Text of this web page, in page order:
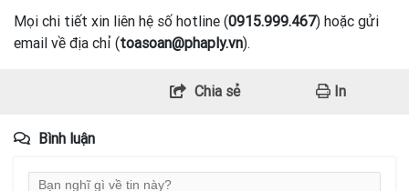
Mọi chi tiết xin liên hệ số hotline (0915.999.467) hoặc gửi
email về địa chỉ (toasoan@phaply.vn).
Chia sẻ In
Bình luận